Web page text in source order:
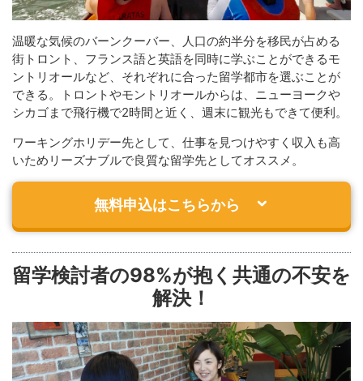
温暖な気候のバーンクーバー、人口の約半分を移民が占める
街トロント、フランス語と英語を同時に学ぶことができるモ
ントリオールなど、それぞれに合った留学都市を選ぶことが
できる。トロントやモントリオールからは、ニューヨークや
シカゴまで飛行機で2時間と近く、週末に観光もできて便利。
ワーキングホリデー先として、仕事を見つけやすく収入も高
いためリーズナブルで良質な留学先としてオススメ。
無料申込はこちらから
留学検討者の98%が抱く共通の不安を
解決！